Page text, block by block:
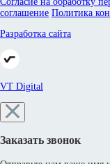
соглашение Политика
Разработка сайта
VT Digital
Заказать звонок